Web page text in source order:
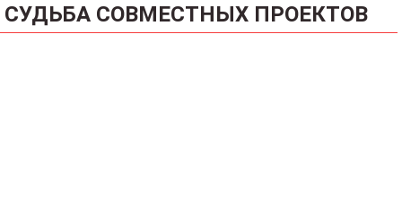
СУДЬБА СОВМЕСТНЫХ ПРОЕКТОВ